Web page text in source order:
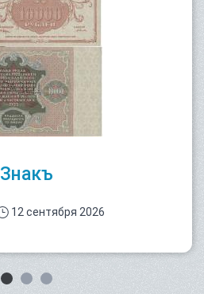
Знакъ
12 сентября 2026